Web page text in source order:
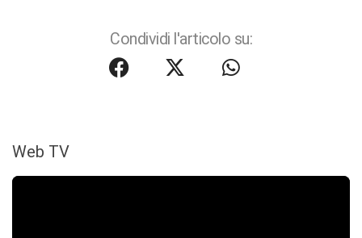
Condividi l'articolo su:
Web TV